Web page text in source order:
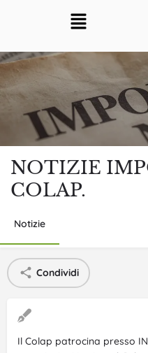
NOTIZIE
COLAP.
Notizie
Condividi
Il Colap patrocina presso